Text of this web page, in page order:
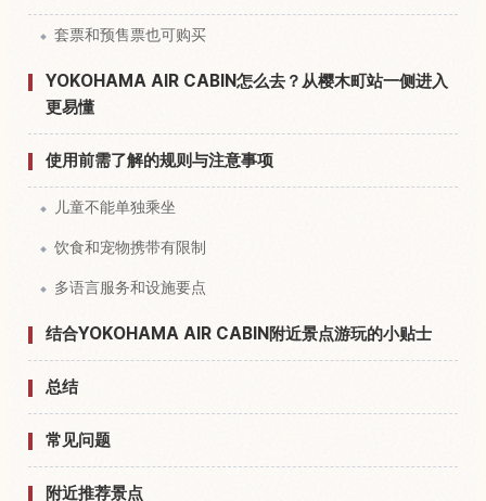
套票和预售票也可购买
YOKOHAMA AIR CABIN怎么去？从樱木町站一侧进入
更易懂
使用前需了解的规则与注意事项
儿童不能单独乘坐
饮食和宠物携带有限制
多语言服务和设施要点
结合YOKOHAMA AIR CABIN附近景点游玩的小贴士
总结
常见问题
附近推荐景点